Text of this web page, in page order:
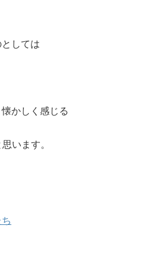
しては
かしく感じる
います。